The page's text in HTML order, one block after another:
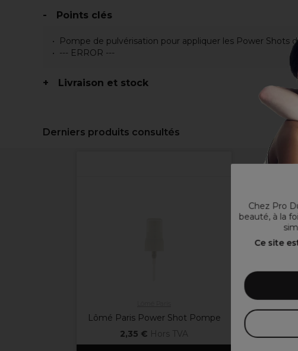
Chez Pro
beauté, à la
Ce site
Points clés
Pompe de pulvérisation pour appliquer les Power Shots
--- ERROR ---
Livraison et stock
Derniers produits consultés
Lômé Paris Power Shot Pompe
2,35 € Hors TVA